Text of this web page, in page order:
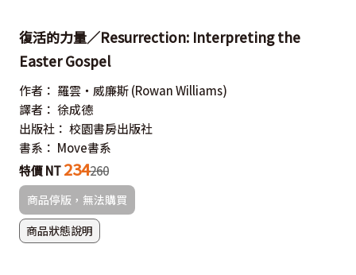
復活的力量／Resurrection: Interpreting the
Easter Gospel
作者： 羅雲‧威廉斯 (Rowan Williams)
譯者： 徐成德
出版社： 校園書房出版社
書系： Move書系
特價 NT 234260
商品停版，無法購買
商品狀態說明